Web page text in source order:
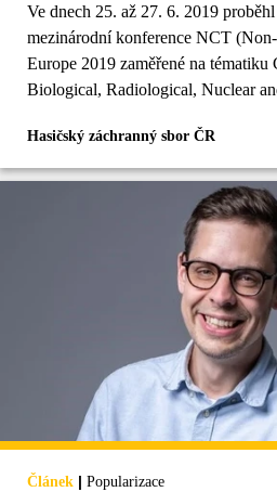
Ve dnech 25. až 27. 6. 2019
mezinárodní konference NCT
Europe 2019 zaměřené na
Biological, Radiological, Nuclear
Hasičský záchranný sbor ČR
Článek | Popularizace